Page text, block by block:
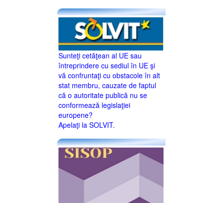
Sunteţi cetăţean al UE sau
întreprindere cu sediul în UE şi
vă confruntaţi cu obstacole în alt
stat membru, cauzate de faptul
că o autoritate publică nu se
conformează legislaţiei
europene?
Apelaţi la SOLVIT.